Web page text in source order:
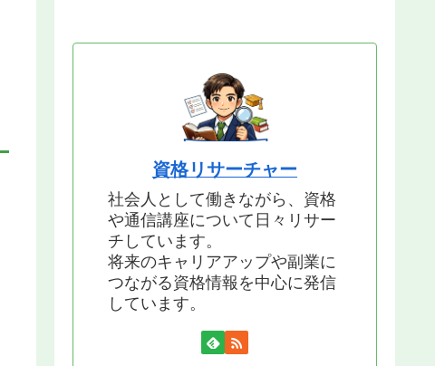
資格リサーチャー
社会人として働きながら、資格
や通信講座について日々リサー
チしています。
将来のキャリアアップや副業に
つながる資格情報を中心に発信
しています。